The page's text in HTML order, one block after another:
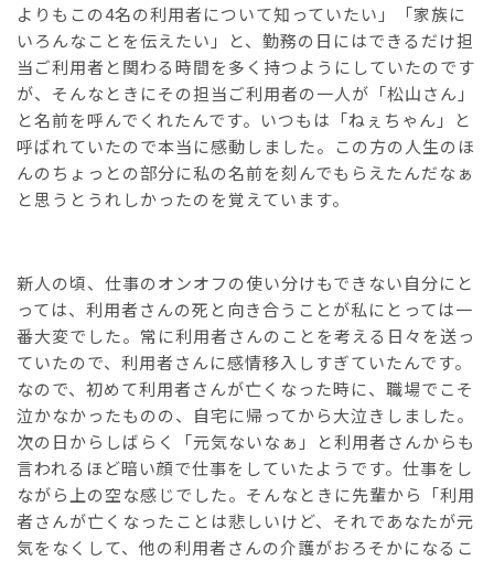
よりもこの4名の利用者について知っていたい」「家族に
いろんなことを伝えたい」と、勤務の日にはできるだけ担
当ご利用者と関わる時間を多く持つようにしていたのです
が、そんなときにその担当ご利用者の一人が「松山さん」
と名前を呼んでくれたんです。いつもは「ねぇちゃん」と
呼ばれていたので本当に感動しました。この方の人生のほ
んのちょっとの部分に私の名前を刻んでもらえたんだなぁ
と思うとうれしかったのを覚えています。
新人の頃、仕事のオンオフの使い分けもできない自分にと
っては、利用者さんの死と向き合うことが私にとっては一
番大変でした。常に利用者さんのことを考える日々を送っ
ていたので、利用者さんに感情移入しすぎていたんです。
なので、初めて利用者さんが亡くなった時に、職場でこそ
泣かなかったものの、自宅に帰ってから大泣きしました。
次の日からしばらく「元気ないなぁ」と利用者さんからも
言われるほど暗い顔で仕事をしていたようです。仕事をし
ながら上の空な感じでした。そんなときに先輩から「利用
者さんが亡くなったことは悲しいけど、それであなたが元
気をなくして、他の利用者さんの介護がおろそかになるこ